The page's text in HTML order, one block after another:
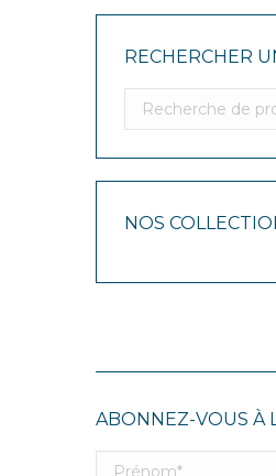
RECHERCHER
NOS
ABONNEZ-VOUS À